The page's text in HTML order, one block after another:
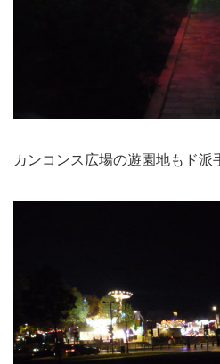
カンコンス広場の遊園地もド